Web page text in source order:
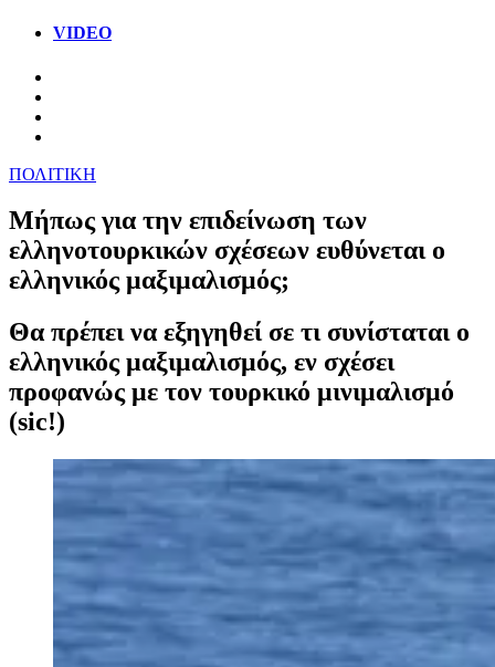
VIDEO
ΠΟΛΙΤΙΚΗ
Μήπως για την επιδείνωση των
ελληνοτουρκικών σχέσεων ευθύνεται ο
ελληνικός μαξιμαλισμός;
Θα πρέπει να εξηγηθεί σε τι συνίσταται ο
ελληνικός μαξιμαλισμός, εν σχέσει
προφανώς με τον τουρκικό μινιμαλισμό
(sic!)